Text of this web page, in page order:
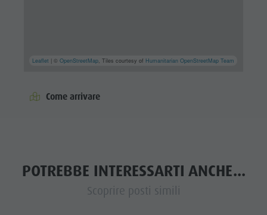
Leaflet | ©OpenStreetMap, Tiles courtesy of Humanitarian OpenStreetMap Team
Come arrivare
POTREBBE INTERESSARTI ANCHE...
Scoprire posti simili